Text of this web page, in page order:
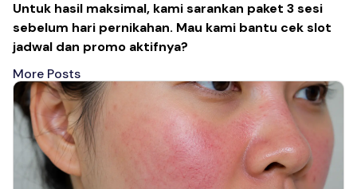
Untuk hasil maksimal, kami sarankan paket 3 sesi
sebelum hari pernikahan. Mau kami bantu cek slot
jadwal dan promo aktifnya?
More Posts